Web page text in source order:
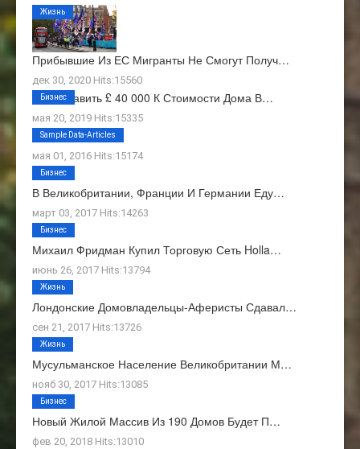
Прибывшие Из ЕС Мигранты Не Смогут Получ…
дек 30, 2020 Hits:15560
Жизнь
Как Добавить £ 40 000 К Стоимости Дома В…
мая 20, 2019 Hits:15335
Бизнес
О Нас
мая 01, 2016 Hits:15174
Sample Data-Articles
В Великобритании, Франции И Германии Еду…
март 03, 2017 Hits:14263
Бизнес
Михаил Фридман Купил Торговую Сеть Holla…
июнь 26, 2017 Hits:13794
Бизнес
Лондонские Домовладельцы-Аферисты Сдавал…
сен 21, 2017 Hits:13726
Жизнь
Мусульманское Население Великобритании М…
нояб 30, 2017 Hits:13085
Жизнь
Новый Жилой Массив Из 190 Домов Будет П…
фев 20, 2018 Hits:13010
Бизнес